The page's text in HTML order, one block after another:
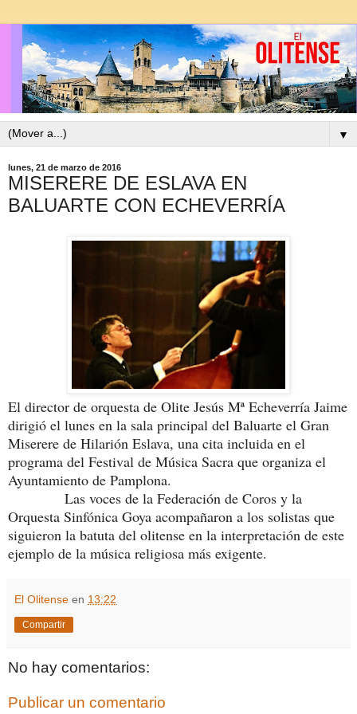
▼
lunes, 21 de marzo de 2016
MISERERE DE ESLAVA EN
BALUARTE CON ECHEVERRÍA
El director de orquesta de Olite Jesús Mª Echeverría Jaime
dirigió el lunes en la sala principal del Baluarte el Gran
Miserere de Hilarión Eslava, una cita incluida en el
programa del Festival de Música Sacra que organiza el
Ayuntamiento de Pamplona.
Las voces de la Federación de Coros y la
Orquesta Sinfónica Goya acompañaron a los solistas que
siguieron la batuta del olitense en la interpretación de este
ejemplo de la música religiosa más exigente.
El Olitense en 13:22
Compartir
No hay comentarios:
Publicar un comentario